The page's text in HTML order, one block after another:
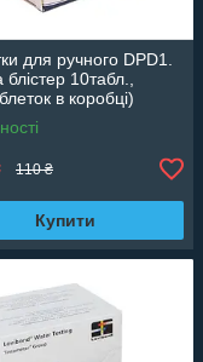
для ручного DPD1.
блістер 10табл.,
в коробці)
(Німеччина)
110 ₴
Купити